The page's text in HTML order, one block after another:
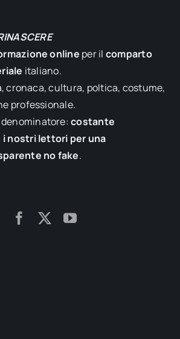
online per il comparto
italiano.
cronaca, cultura, poltica, costume,
professionale.
costante
nostri lettori per una
no fake.